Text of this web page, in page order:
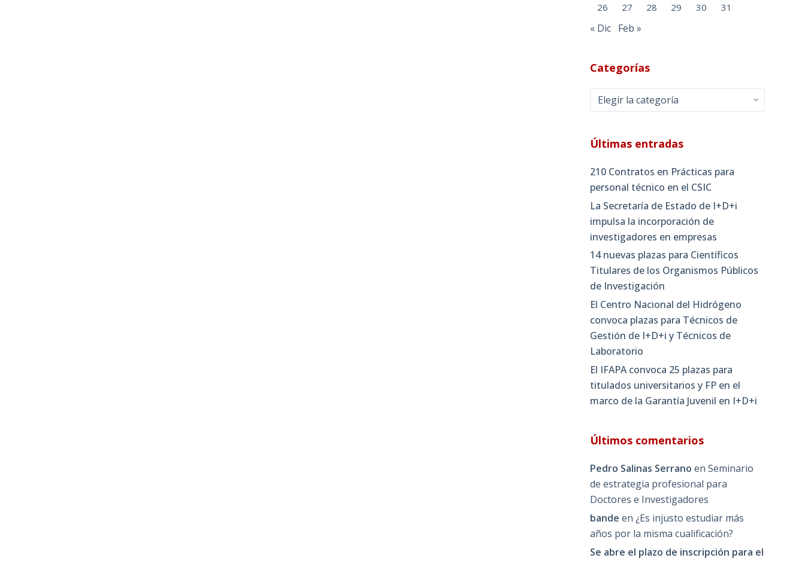
26 27 28 29 30 31
« Dic Feb »
Categorías
Categorías
Últimas entradas
210 Contratos en Prácticas para
personal técnico en el CSIC
La Secretaría de Estado de I+D+i
impulsa la incorporación de
investigadores en empresas
14 nuevas plazas para Científicos
Titulares de los Organismos Públicos
de Investigación
El Centro Nacional del Hidrógeno
convoca plazas para Técnicos de
Gestión de I+D+i y Técnicos de
Laboratorio
El IFAPA convoca 25 plazas para
titulados universitarios y FP en el
marco de la Garantía Juvenil en I+D+i
Últimos comentarios
Pedro Salinas Serrano enSeminario
de estrategia profesional para
Doctores e Investigadores
bande en¿Es injusto estudiar más
años por la misma cualificación?
Se abre el plazo de inscripción para el